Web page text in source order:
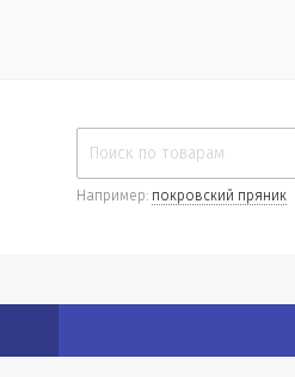
Например: покровский пряник